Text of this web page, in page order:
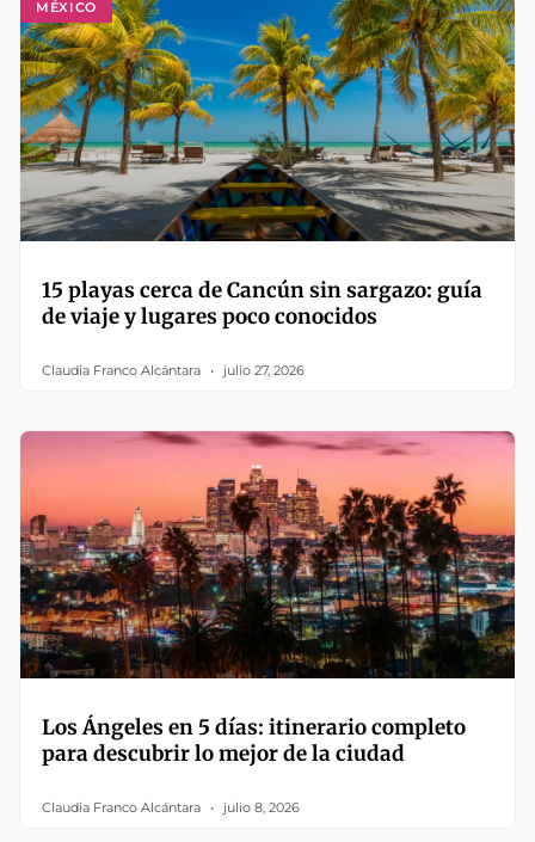
MÉXICO
15 playas cerca de Cancún sin sargazo: guía
de viaje y lugares poco conocidos
Claudia Franco Alcántara julio 27, 2026
Los Ángeles en 5 días: itinerario completo
para descubrir lo mejor de la ciudad
Claudia Franco Alcántara julio 8, 2026